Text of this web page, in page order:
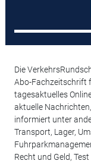
Die
Abo-Fachzeitschrift
tagesaktuelles
aktuelle
informiert unter
Transport, Lager,
Recht und Geld,